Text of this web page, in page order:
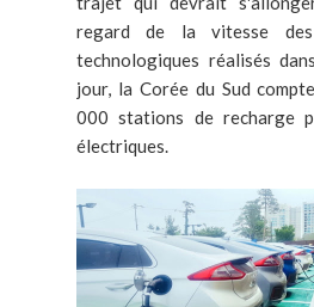
regard de la vitesse des
technologiques réalisés
jour, la Corée du Sud
000 stations de recharge
électriques.